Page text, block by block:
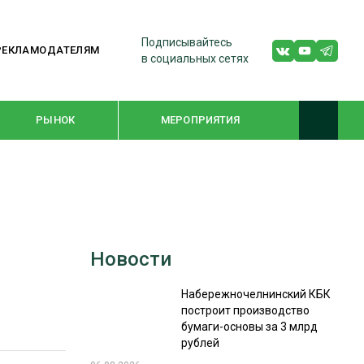
Подписывайтесь
в социальных сетях
РЫНОК МЕРОПРИЯТИЯ
WOODEX-2021
СУШКА ДРЕВЕСИНЫ
Новости
Набережночелнинский КБК
построит производство
бумаги-основы за 3 млрд
рублей